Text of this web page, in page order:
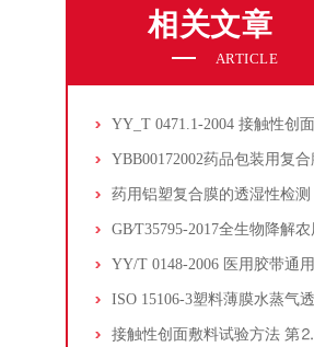
相关文章
ARTICLE
药用铝塑复合膜的透湿性检测